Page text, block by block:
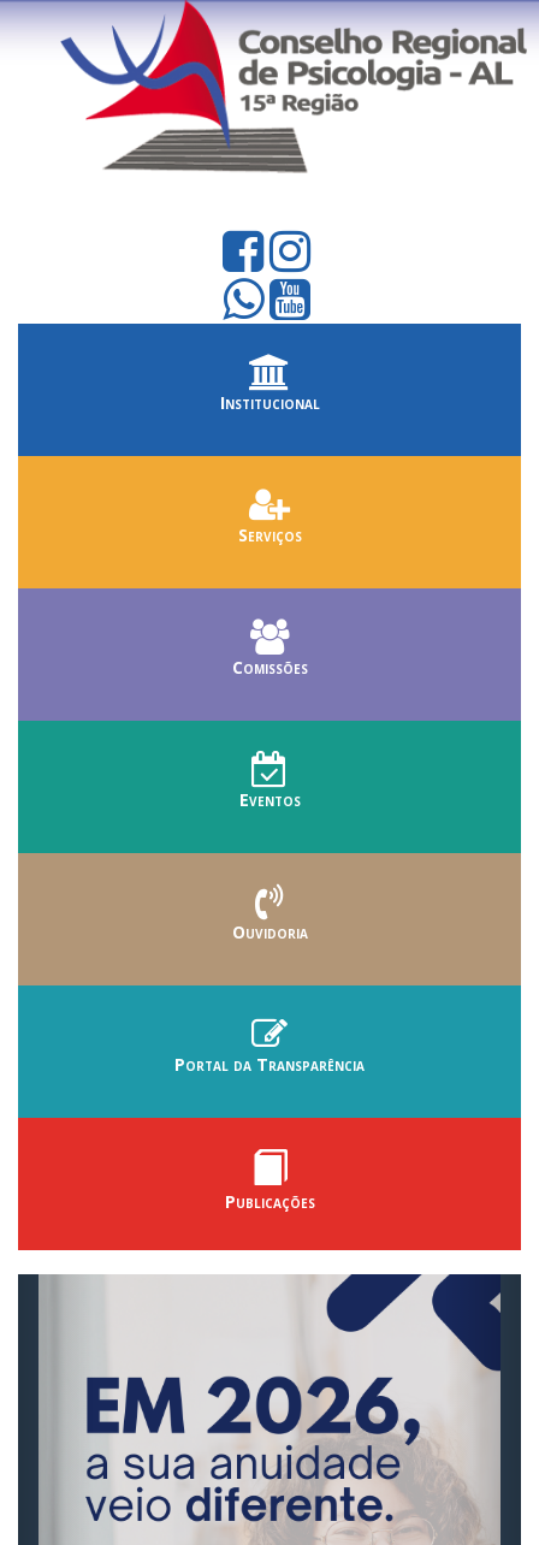
Institucional
Serviços
Comissões
Eventos
Ouvidoria
Portal da Transparência
Publicações